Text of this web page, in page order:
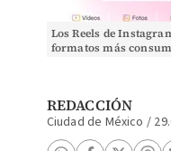
Los Reels de
formatos más
REDACCIÓN
Ciudad de México /